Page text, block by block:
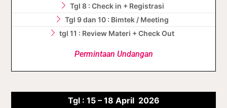
Tgl 8 : Check in + Registrasi
Tgl 9 dan 10 : Bimtek / Meeting
tgl 11 : Review Materi + Check Out
Permintaan Undangan
Tgl : 15 – 18 April 2026